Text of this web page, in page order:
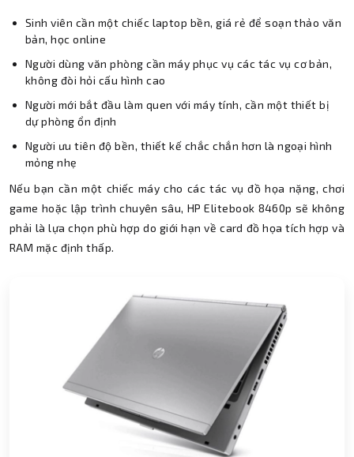
Sinh viên cần một chiếc laptop bền, giá rẻ để soạn thảo văn
bản, học online
Người dùng văn phòng cần máy phục vụ các tác vụ cơ bản,
không đòi hỏi cấu hình cao
Người mới bắt đầu làm quen với máy tính, cần một thiết bị
dự phòng ổn định
Người ưu tiên độ bền, thiết kế chắc chắn hơn là ngoại hình
mỏng nhẹ
Nếu bạn cần một chiếc máy cho các tác vụ đồ họa nặng, chơi
game hoặc lập trình chuyên sâu, HP Elitebook 8460p sẽ không
phải là lựa chọn phù hợp do giới hạn về card đồ họa tích hợp và
RAM mặc định thấp.